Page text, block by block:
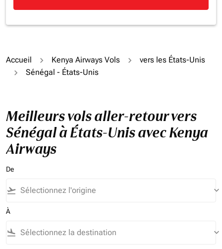
Accueil Kenya Airways Vols
vers les États-Unis
Sénégal - États-Unis
Meilleurs vols aller-retour vers
Sénégal à États-Unis avec Kenya
Airways
De
flight_takeoff keyboard_arrow_down
À
flight_land keyboard_arrow_down